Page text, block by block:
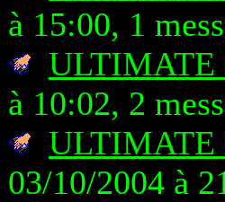
à 15:00, 1
à 10:02, 2
ULTIMATE
03/10/2004 à